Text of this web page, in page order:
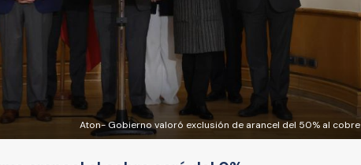
Aton- Gobierno valoró exclusión de arancel del 50% al cobre